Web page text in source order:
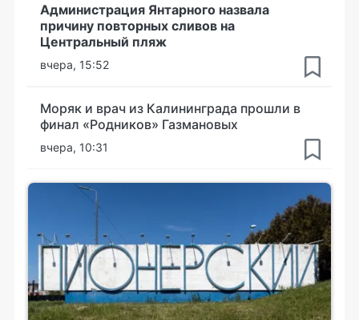
Администрация Янтарного назвала
причину повторных сливов на
Центральный пляж
вчера, 15:52
Моряк и врач из Калининграда прошли в
финал «Родников» Газмановых
вчера, 10:31